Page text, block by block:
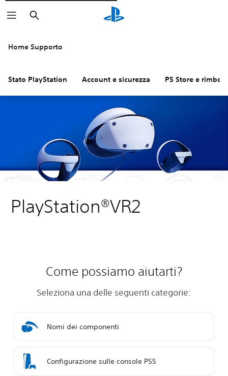
Cerca
Home Supporto
Stato PlayStation Account e sicurezza PS Store e
PlayStation®VR2
Come possiamo aiutarti?
Seleziona una delle seguenti categorie:
Nomi dei componenti
Configurazione sulle console PS5